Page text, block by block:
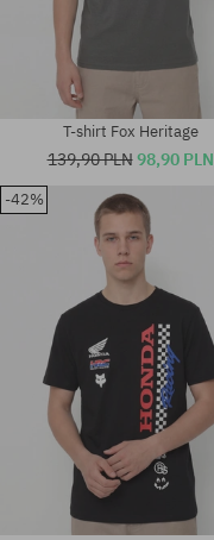
Dostępne rozmiary:
T-shirt Fox Heritage
139,90 PLN98,90 PLN
-42%